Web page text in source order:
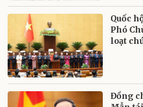
Quốc
Phó
loạt
Đồng